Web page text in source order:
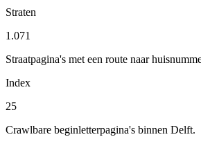
Straten
1.071
Straatpagina's met een route naar
Index
25
Crawlbare beginletterpagina's binnen Delft.